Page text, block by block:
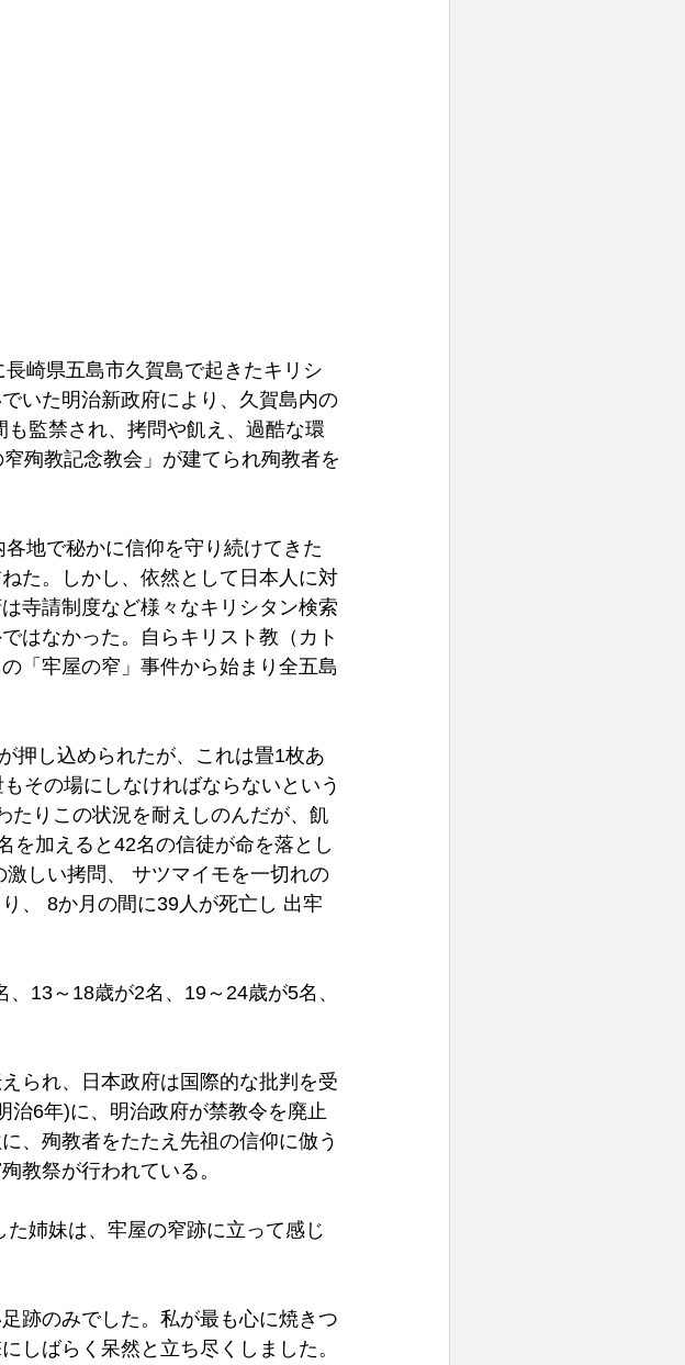
崎県五島市久賀島で起きたキリシ
いた明治新政府により、久賀島内の
監禁され、拷問や飢え、過酷な環
殉教記念教会」が建てられ殉教者を
地で秘かに信仰を守り続けてきた
た。しかし、依然として日本人に対
寺請制度など様々なキリシタン検索
はなかった。自らキリスト教（カト
「牢屋の窄」事件から始まり全五島
押し込められたが、これは畳1枚あ
その場にしなければならないという
たりこの状況を耐えしのんだが、飢
を加えると42名の信徒が命を落とし
しい拷問、 サツマイモを一切れの
、 8か月の間に39人が死亡し 出牢
13～18歳が2名、19～24歳が5名、
られ、日本政府は国際的な批判を受
治6年)に、明治政府が禁教令を廃止
、殉教者をたたえ先祖の信仰に倣う
教祭が行われている。
姉妹は、牢屋の窄跡に立って感じ
跡のみでした。私が最も心に焼きつ
しばらく呆然と立ち尽くしました。